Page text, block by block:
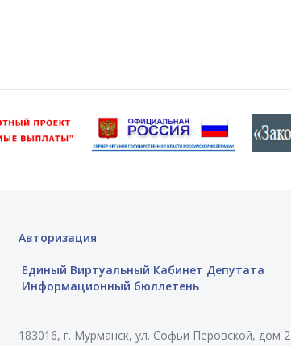
Авторизация
Единый Виртуальный Кабинет Депутата
Информационный бюллетень
183016, г. Мурманск, ул. Софьи Перовской, дом 2